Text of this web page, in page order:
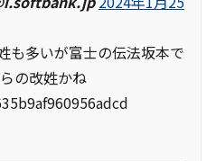
も多いが富士の伝法坂本で
の改姓かね